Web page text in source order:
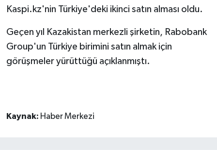
Kaspi.kz'nin Türkiye'deki ikinci satın alması oldu.
Geçen yıl Kazakistan merkezli şirketin, Rabobank
Group'un Türkiye birimini satın almak için
görüşmeler yürüttüğü açıklanmıştı.
Kaynak: Haber Merkezi